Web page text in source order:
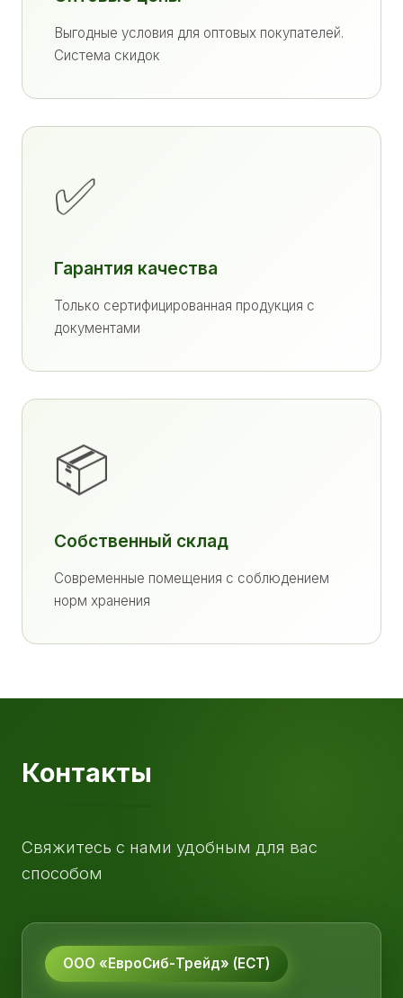
Выгодные условия для оптовых покупателей.
Система скидок
✅
Гарантия качества
Только сертифицированная продукция с
документами
📦
Собственный склад
Современные помещения с соблюдением
норм хранения
Контакты
Свяжитесь с нами удобным для вас
способом
ООО «ЕвроСиб-Трейд» (ЕСТ)